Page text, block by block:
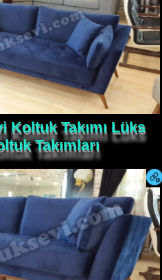
Koltuk Takımı Lüks
Takımları